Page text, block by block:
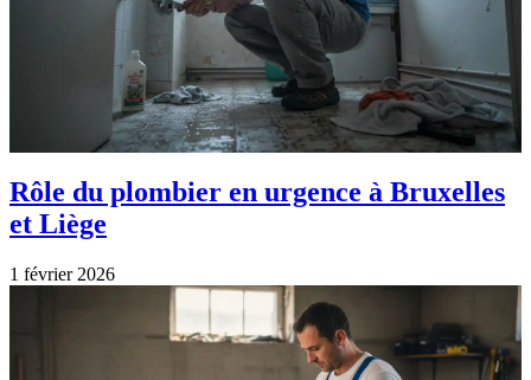
Rôle du plombier en urgence à Bruxelles
et Liège
1 février 2026